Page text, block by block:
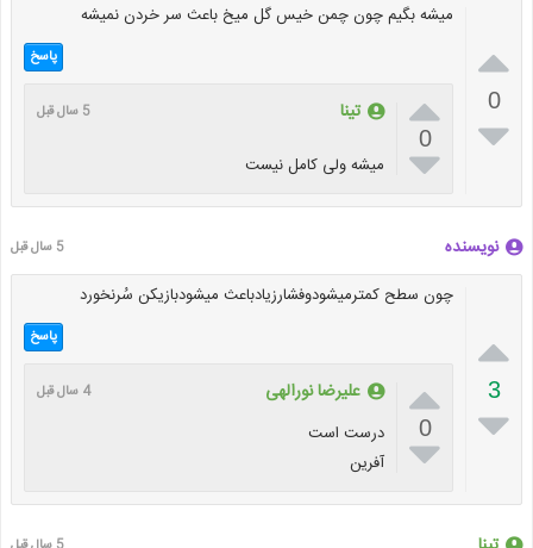

0

میشه بگیم چون چمن خیس گل میخ باعث سر خردن نمیشه
پاسخ

0

تینا 5 سال قبل
میشه ولی کامل نیست
نویسنده 5 سال قبل

3

چون سطح کمترمیشودوفشارزیادباعث میشودبازیکن سُرنخورد
پاسخ

0

علیرضا نورالهی 4 سال قبل
درست است
آفرین